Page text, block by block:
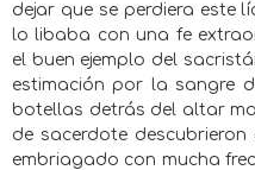
dejar que se perdiera este
lo libaba con una fe
el buen ejemplo del
estimación por la sangre
botellas detrás del altar
de sacerdote
embriagado con mucha